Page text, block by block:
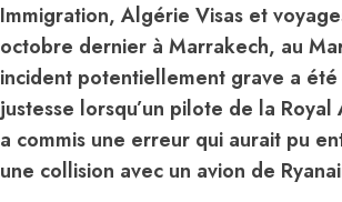
Immigration, Algérie Visas et
octobre dernier à Marrakech, au
incident potentiellement grave a
justesse lorsqu’un pilote de la Royal
a commis une erreur qui aurait pu
une collision avec un avion de